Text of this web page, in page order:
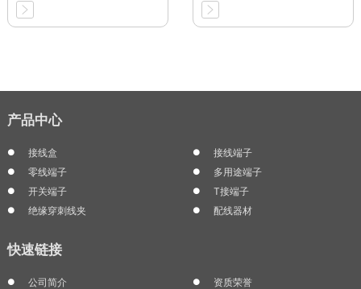
产品中心
接线盒
接线端子
零线端子
多用途端子
开关端子
T接端子
绝缘穿刺线夹
配线器材
快速链接
公司简介
资质荣誉